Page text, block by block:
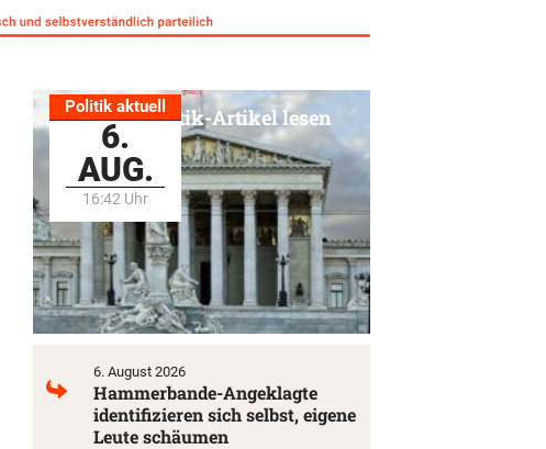
Politik aktuell
6.
AUG.
16:42 Uhr
Alle Politik-Artikel lesen
6. August 2026
Hammerbande-Angeklagte
identifizieren sich selbst, eigene
Leute schäumen